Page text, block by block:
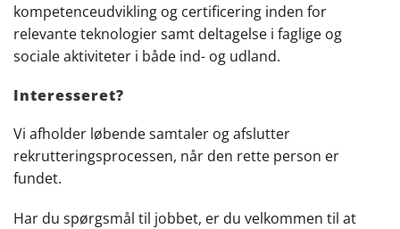
kompetenceudvikling og certificering inden for
relevante teknologier samt deltagelse i faglige og
sociale aktiviteter i både ind- og udland.
Interesseret?
Vi afholder løbende samtaler og afslutter
rekrutteringsprocessen, når den rette person er
fundet.
Har du spørgsmål til jobbet, er du velkommen til at